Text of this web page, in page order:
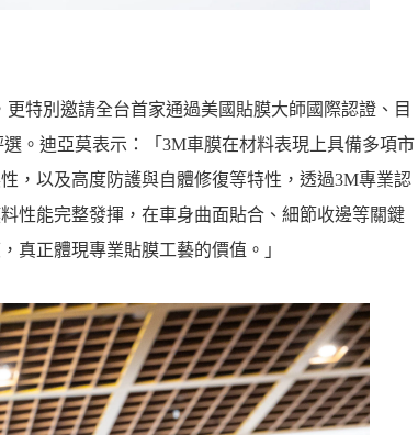
特別邀請全台首家通過美國貼膜大師國際認證、目
。迪亞莫表示：「3M車膜在材料表現上具備多項市
，以及高度防護與自體修復等特性，透過3M專業認
性能完整發揮，在車身曲面貼合、細節收邊等關鍵
真正體現專業貼膜工藝的價值。」